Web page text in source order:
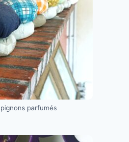
parfumés